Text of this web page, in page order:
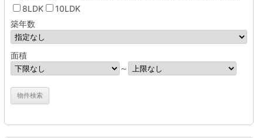
8LDK
10LDK
築年数
面積
～